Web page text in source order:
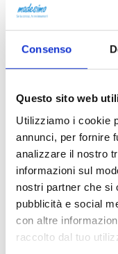
Consenso
Questo sito web
Utilizziamo i cookie
annunci, per fornire
analizzare il nostro
informazioni sul
nostri partner che si
pubblicità e social
con altre
raccolto dal tuo